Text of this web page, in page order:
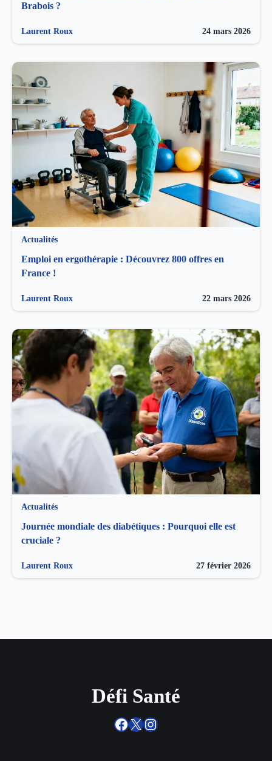
Brabois ?
Laurent Roux 24 mars 2026
Actualités
Emploi en ergothérapie : Découvrez 800 offres en
France !
Laurent Roux 22 mars 2026
Actualités
Journée mondiale des diabétiques : Pourquoi elle est
cruciale ?
Laurent Roux 27 février 2026
Défi Santé
Facebook
X Instagram